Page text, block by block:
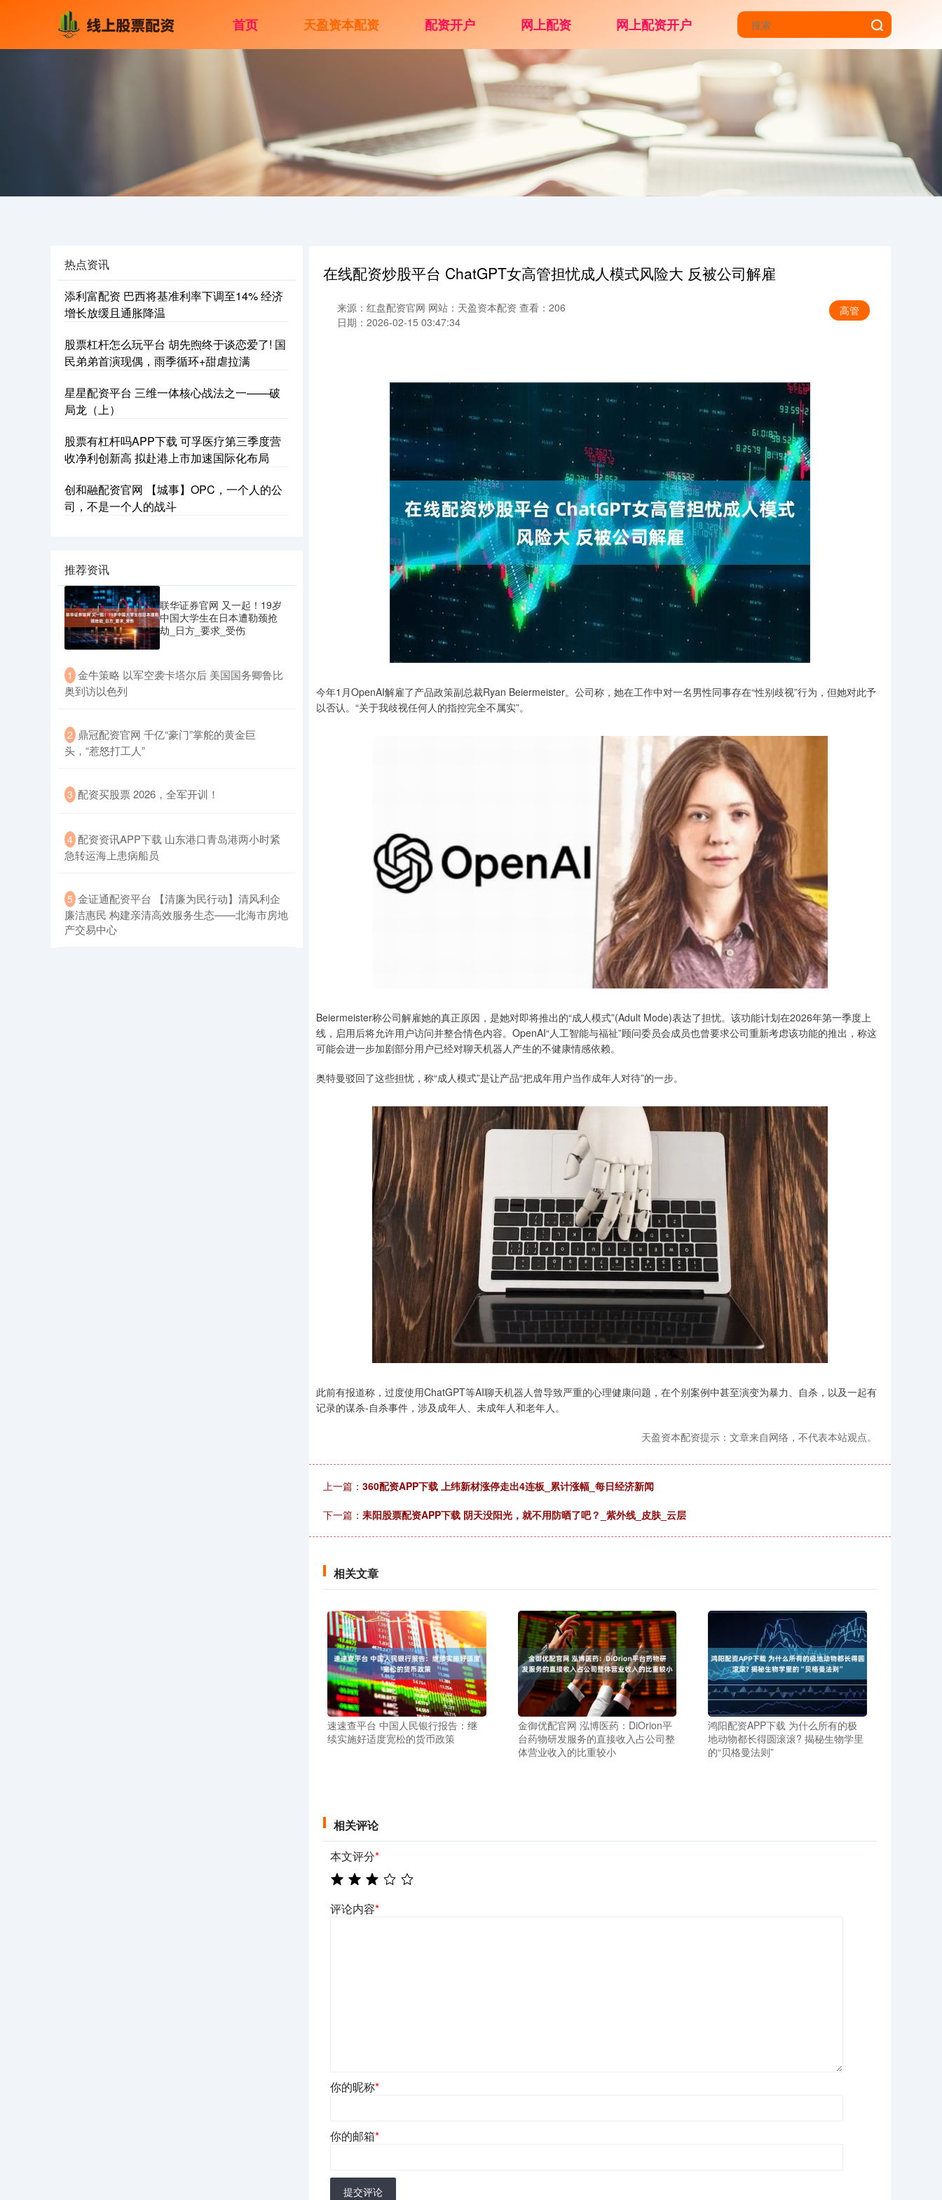
首页 天盈资本配资 配资开户 网上配资 网上配资开户
在线配资炒股平台 ChatGPT女高管担忧成人模式风险大 反被公司解雇
高管
来源：红盘配资官网 网站：天盈资本配资 查看：206
日期：2026-02-15 03:47:34
今年1月OpenAI解雇了产品政策副总裁Ryan Beiermeister。公司称，她在工作中对一名男性同事存在“性别歧视”行为，但她对此予
以否认。“关于我歧视任何人的指控完全不属实”。
Beiermeister称公司解雇她的真正原因，是她对即将推出的“成人模式”(Adult Mode)表达了担忧。该功能计划在2026年第一季度上
线，启用后将允许用户访问并整合情色内容。OpenAI“人工智能与福祉”顾问委员会成员也曾要求公司重新考虑该功能的推出，称这
可能会进一步加剧部分用户已经对聊天机器人产生的不健康情感依赖。
奥特曼驳回了这些担忧，称“成人模式”是让产品“把成年用户当作成年人对待”的一步。
此前有报道称，过度使用ChatGPT等AI聊天机器人曾导致严重的心理健康问题，在个别案例中甚至演变为暴力、自杀，以及一起有
记录的谋杀-自杀事件，涉及成年人、未成年人和老年人。
天盈资本配资提示：文章来自网络，不代表本站观点。
上一篇： 360配资APP下载 上纬新材涨停走出4连板_累计涨幅_每日经济新闻
下一篇： 耒阳股票配资APP下载 阴天没阳光，就不用防晒了吧？_紫外线_皮肤_云层
相关文章
速速查平台 中国人民银行报告：继
续实施好适度宽松的货币政策
金御优配官网 泓博医药：DiOrion平
台药物研发服务的直接收入占公司整
体营业收入的比重较小
鸿阳配资APP下载 为什么所有的极
地动物都长得圆滚滚? 揭秘生物学里
的“贝格曼法则”
相关评论
本文评分*
评论内容*
你的昵称*
你的邮箱*
提交评论
热点资讯
添利富配资 巴西将基准利率下调至14% 经济
增长放缓且通胀降温
股票杠杆怎么玩平台 胡先煦终于谈恋爱了! 国
民弟弟首演现偶，雨季循环+甜虐拉满
星星配资平台 三维一体核心战法之一——破
局龙（上）
股票有杠杆吗APP下载 可孚医疗第三季度营
收净利创新高 拟赴港上市加速国际化布局
创和融配资官网 【城事】OPC，一个人的公
司，不是一个人的战斗
推荐资讯
联华证券官网 又一起！19岁
中国大学生在日本遭勒颈抢
劫_日方_要求_受伤
1 ​金牛策略 以军空袭卡塔尔后 美国国务卿鲁比
奥到访以色列
2 ​鼎冠配资官网 千亿“豪门”掌舵的黄金巨
头，“惹怒打工人”
3 ​配资买股票 2026，全军开训！
4 ​配资资讯APP下载 山东港口青岛港两小时紧
急转运海上患病船员
5 ​金证通配资平台 【清廉为民行动】清风利企
廉洁惠民 构建亲清高效服务生态——北海市房地
产交易中心